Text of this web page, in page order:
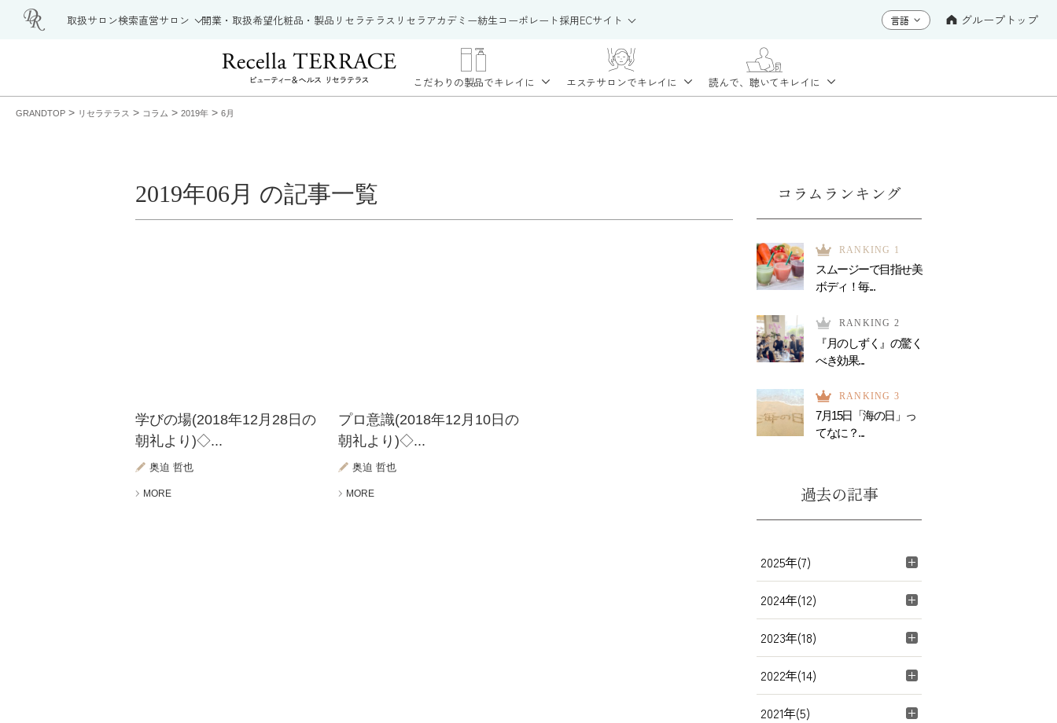
取扱サロン検索直営サロン 開業・取扱希望化粧品・製品 リセラテラス リセラアカデミー紡生コーポレート採用ECサイト グループトップ
こだわりの製品でキレイに エステサロンでキレイに 読んで、聴いてキレイに
GRANDTOP > リセラテラス > コラム > 2019年 > 6月
2019年06月 の記事一覧
学びの場(2018年12月28日の
朝礼より)◇...
奥迫 哲也
MORE
プロ意識(2018年12月10日の
朝礼より)◇...
奥迫 哲也
MORE
コラムランキング
RANKING 1
スムージーで目指せ美
ボディ！毎...
RANKING 2
『月のしずく』の驚く
べき効果...
RANKING 3
7月15日「海の日」っ
てなに？...
過去の記事
2025年(7)
2024年(12)
2023年(18)
2022年(14)
2021年(5)